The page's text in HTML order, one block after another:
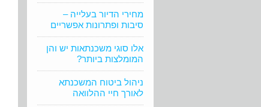
מחירי הדיור בעלייה –
סיבות ופתרונות אפשריים
אלו סוגי משכנתאות יש והן
המומלצות ביותר?
ניהול ביטוח המשכנתא
לאורך חיי ההלוואה